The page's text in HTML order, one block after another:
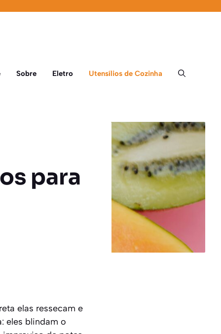
Sobre Eletro Utensílios de Cozinha
para
elas ressecam e
eles blindam o